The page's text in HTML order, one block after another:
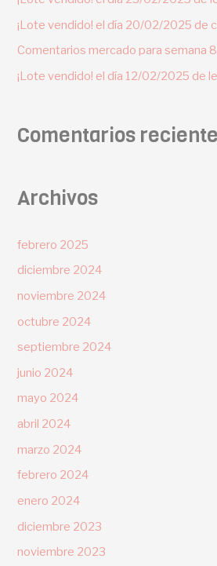
¡Lote vendido! el día 20/02/2025 de
Comentarios mercado para semana
¡Lote vendido! el día 12/02/2025 de
Comentarios
Archivos
febrero 2025
diciembre 2024
noviembre 2024
octubre 2024
septiembre 2024
junio 2024
mayo 2024
abril 2024
marzo 2024
febrero 2024
enero 2024
diciembre 2023
noviembre 2023